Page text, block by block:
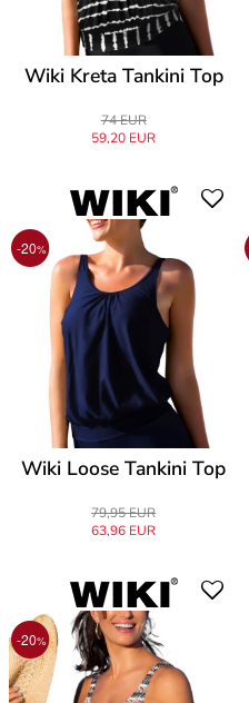
Wiki Kreta Tankini Top
74 EUR
59,20 EUR
-20%
Wiki Loose Tankini Top
79,95 EUR
63,96 EUR
-20%